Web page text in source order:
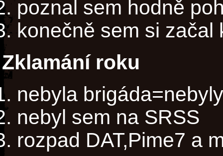
poznal sem hodně
konečně sem si začal
Zklamání roku
nebyla
nebyl sem na SRSS
rozpad DAT,Pime7 a